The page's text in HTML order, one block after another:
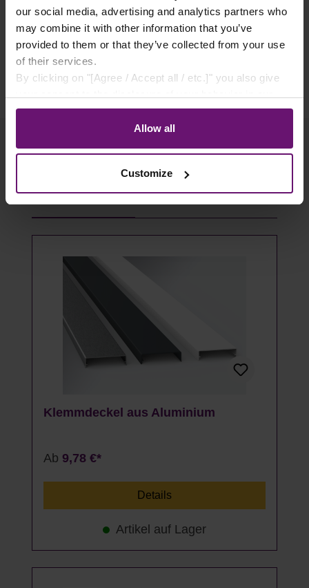
our social media, advertising and analytics partners who
may combine it with other information that you’ve
provided to them or that they’ve collected from your use
of their services.
By clicking on "[Agree / Accept all / etc.]" you also give
store to our partner, shopware AG (Ebbinghoff 10, 48624
Schöppingen, Germany), which cannot assign this data
to you personally, but may process it for its own
Allow all
Customize
✓ Käuferschutz
✓ Flexible Zahlungsarten
Produktgalerie überspringen
Passendes Zubehör
Klemmdeckel aus Aluminium
Ab 9,78 €*
Details
Artikel auf Lager